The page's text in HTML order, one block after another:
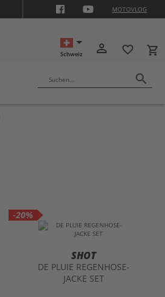
MOTOVLOG
Schweiz person_outline favorite_border local_grocery_store
Suchen… search
-20%
SHOT
DE PLUIE REGENHOSE-
JACKE SET